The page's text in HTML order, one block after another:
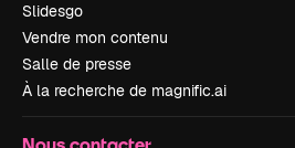
Slidesgo
Vendre mon contenu
Salle de presse
À la recherche de magnific.ai